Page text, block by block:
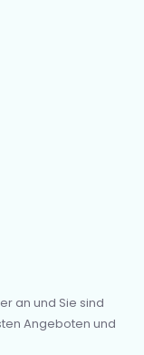
an und Sie sind
Angeboten und